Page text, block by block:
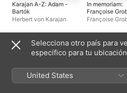
Karajan A-Z: Adam -
Bartók
Herbert von Karajan
In memoriam:
Françoise
2 (Remastered
Françoise
Recopilatorios
Selecciona otro país para
específico para tu ubicación
United States